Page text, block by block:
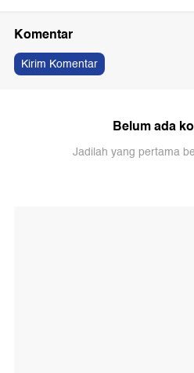
Komentar
Kirim Komentar
Belum ada
Jadilah yang pertama